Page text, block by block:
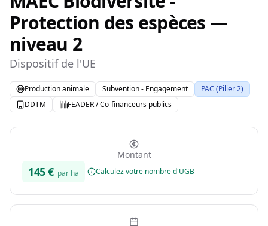
Protection des espèces —
niveau 2
Dispositif de l'UE
Production animale Subvention - Engagement
PAC (Pilier 2)
DDTM
FEADER / Co-financeurs publics
Montant
145€ par ha Calculez votre nombre d'UGB